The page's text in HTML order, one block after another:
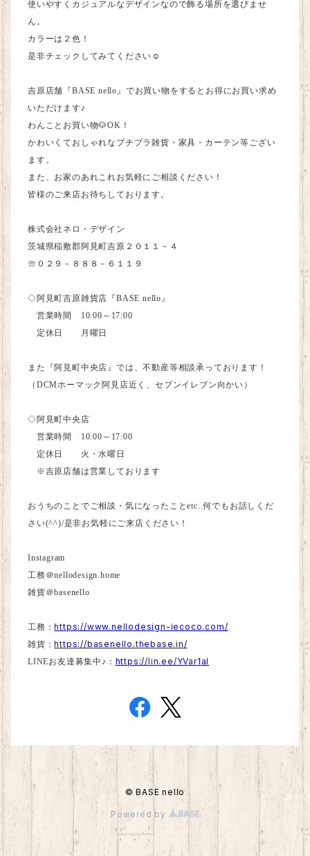
使いやすくカジュアルなデザインなので飾る場所を選びませ
ん。
カラーは２色！
是非チェックしてみてください☺
吉原店舗 『BASEnello』 でお買い物をするとお得にお買い求め
いただけます♪
わんことお買い物🐶OK ！
かわいくておしゃれなプチプラ雑貨・家具・カーテン等ござい
ます。
また、お家のあれこれお気軽にご相談ください！
皆様のご来店お待ちしております。
株式会社ネロ・デザイン
茨城県稲敷郡阿見町吉原２０１１－４
☏０２９－８８８－６１１９
◇阿見町吉原雑貨店 『BASEnello』
営業時間 10:00 ～ 17:00
定休日 月曜日
また 『阿見町中央店』では、不動産等相談承っております！
（ DCMホーマック阿見店近く、セブンイレブン向かい）
◇阿見町中央店
営業時間 10:00 ～ 17:00
定休日 火・水曜日
※吉原店舗は営業しております
おうちのことでご相談・気になったことetc..何でもお話しくだ
さい(^^)/是非お気軽にご来店ください！
Instagram
工務＠nellodesign.home
雑貨＠basenello
工務： https://www.nellodesign-iecoco.com/
雑貨： https://basenello.thebase.in/
LINEお友達募集中♪： https://lin.ee/YVar1aI
© BASE nello
Powered by